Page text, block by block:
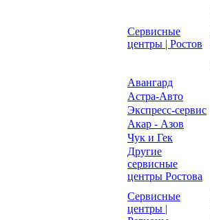
Сервисные
центры | Ростов
Авангард
Астра-Авто
Экспресс-сервис
Акар - Азов
Чук и Гек
Другие
сервисные
центры Ростова
Сервисные
центры |